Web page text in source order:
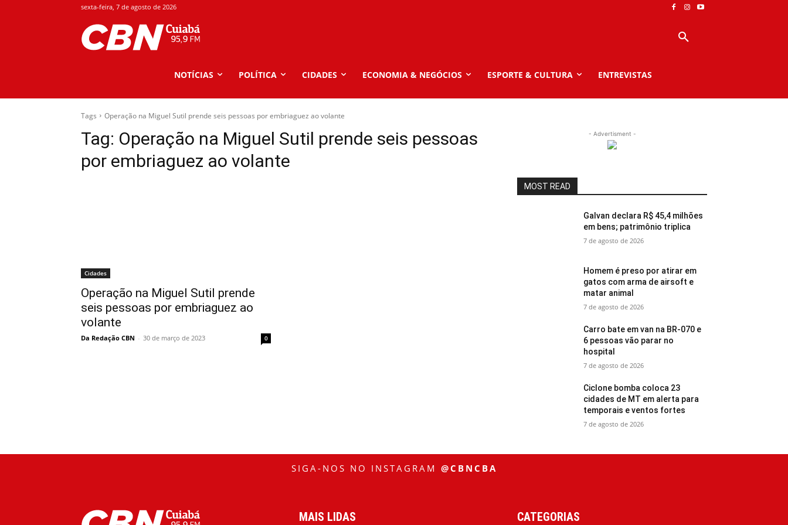
sexta-feira, 7 de agosto de 2026
NOTÍCIAS POLÍTICA CIDADES ECONOMIA & NEGÓCIOS ESPORTE & CULTURA ENTREVISTAS
Tags Operação na Miguel Sutil prende seis pessoas por embriaguez ao volante
Tag: Operação na Miguel Sutil prende seis pessoas
por embriaguez ao volante
Cidades
Operação na Miguel Sutil prende
seis pessoas por embriaguez ao
volante
Da Redação CBN - 30 de março de 2023 0
- Advertisment -
MOST READ
Galvan declara R$ 45,4 milhões
em bens; patrimônio triplica
7 de agosto de 2026
Homem é preso por atirar em
gatos com arma de airsoft e
matar animal
7 de agosto de 2026
Carro bate em van na BR-070 e
6 pessoas vão parar no
hospital
7 de agosto de 2026
Ciclone bomba coloca 23
cidades de MT em alerta para
temporais e ventos fortes
7 de agosto de 2026
SIGA-NOS NO INSTAGRAM @CBNCBA
MAIS LIDAS CATEGORIAS